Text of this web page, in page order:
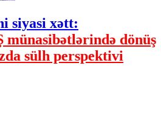
siyasi xətt:
münasibətlərində dönüş
sülh perspektivi